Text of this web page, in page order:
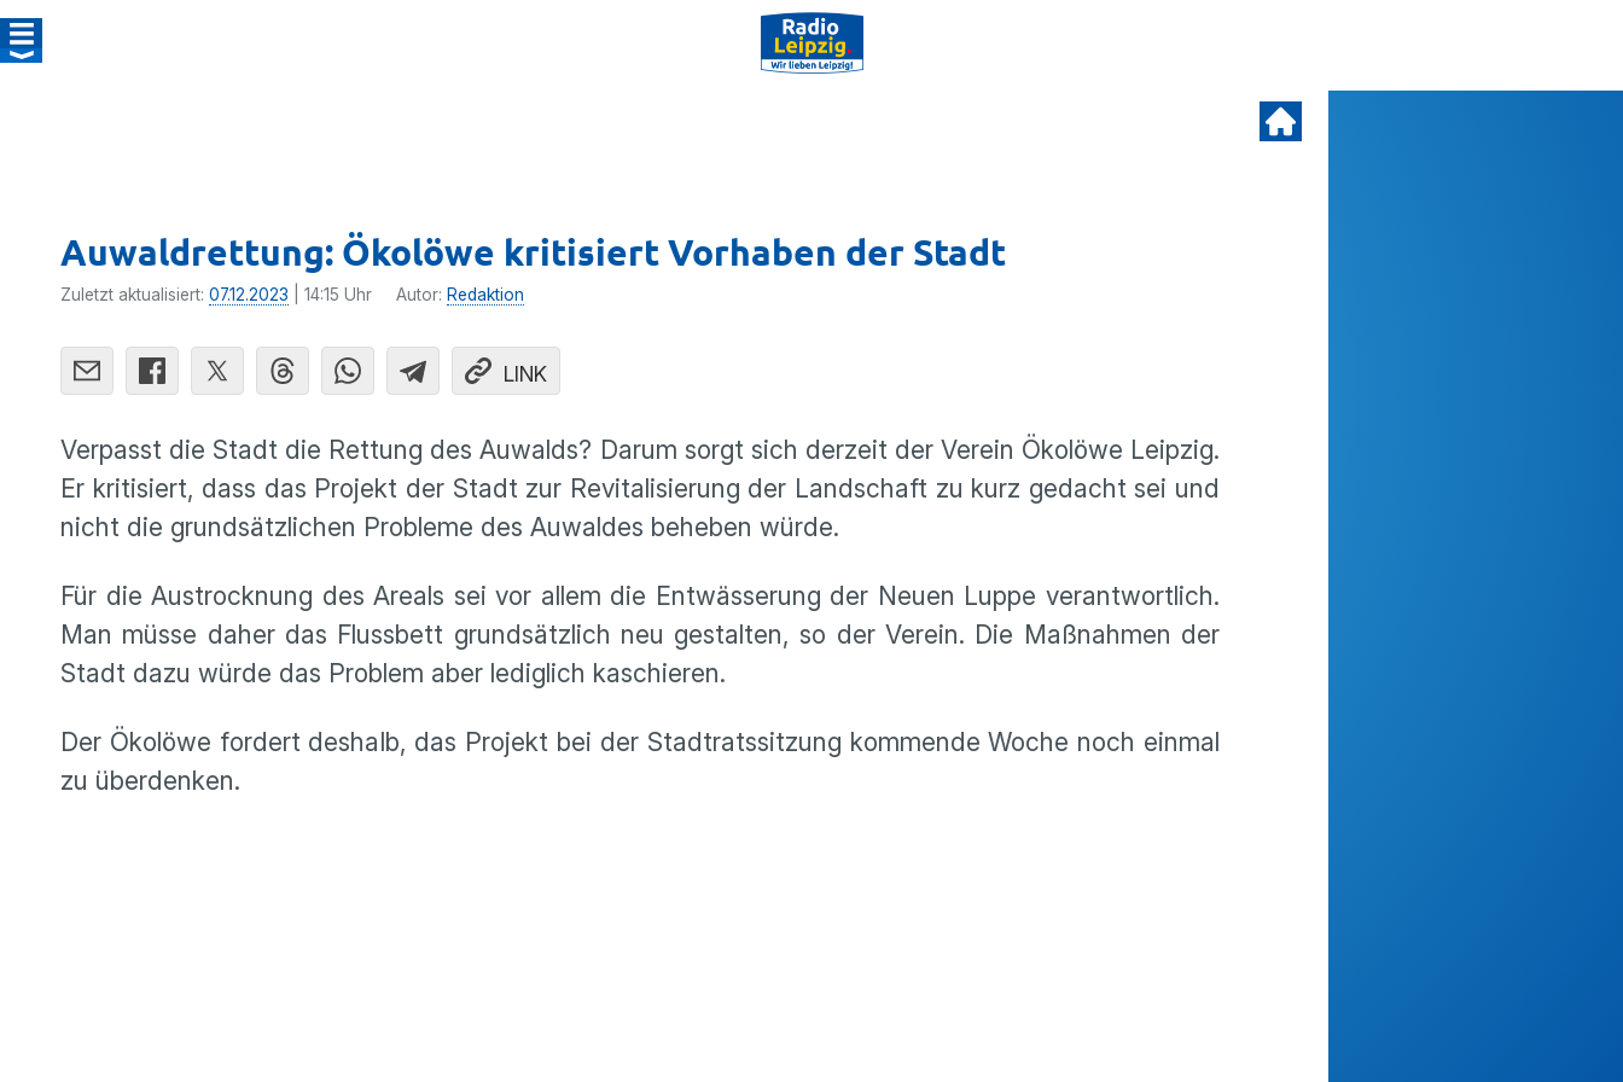
Auwaldrettung: Ökolöwe kritisiert Vorhaben der Stadt
Zuletzt aktualisiert: 07.12.2023 | 14:15 Uhr Autor: Redaktion
LINK
Verpasst die Stadt die Rettung des Auwalds? Darum sorgt sich derzeit der Verein Ökolöwe Leipzig.
Er kritisiert, dass das Projekt der Stadt zur Revitalisierung der Landschaft zu kurz gedacht sei und
nicht die grundsätzlichen Probleme des Auwaldes beheben würde.
Für die Austrocknung des Areals sei vor allem die Entwässerung der Neuen Luppe verantwortlich.
Man müsse daher das Flussbett grundsätzlich neu gestalten, so der Verein. Die Maßnahmen der
Stadt dazu würde das Problem aber lediglich kaschieren.
Der Ökolöwe fordert deshalb, das Projekt bei der Stadtratssitzung kommende Woche noch einmal
zu überdenken.